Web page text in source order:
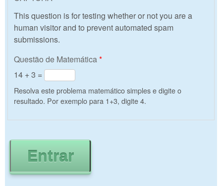
This question is for testing whether or not you are a
human visitor and to prevent automated spam
submissions.
Questão de Matemática*
14 + 3 =
Resolva este problema matemático simples e digite o
resultado. Por exemplo para 1+3, digite 4.